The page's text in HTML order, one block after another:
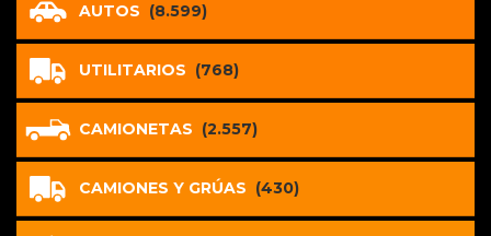
AUTOS (8.599)
UTILITARIOS (768)
CAMIONETAS (2.557)
CAMIONES Y GRÚAS (430)